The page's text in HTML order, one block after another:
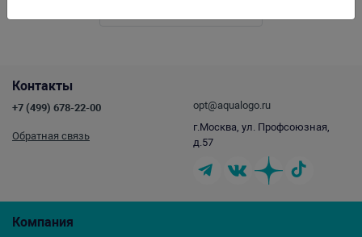
Компания
Контакты
+7 (499) 678-22-00
Обратная связь
opt@aqualogo.ru
г.Москва, ул. Профсоюзная,
д.57